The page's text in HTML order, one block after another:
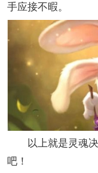
手应接不暇。
以上就是灵魂决
吧！